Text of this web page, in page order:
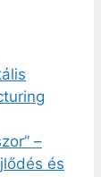
–
és